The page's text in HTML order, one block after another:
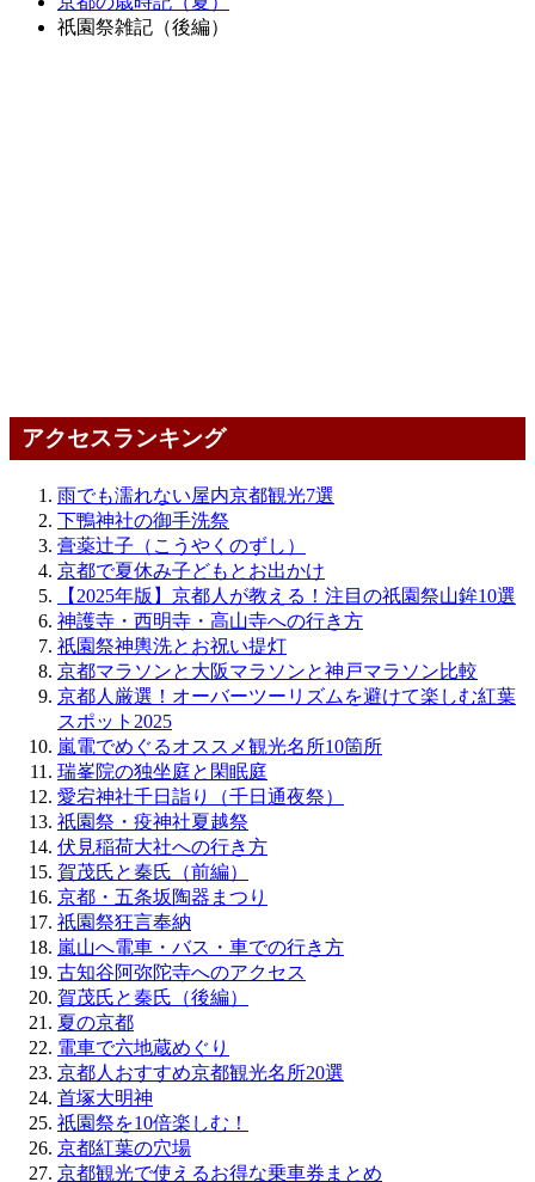
祇園祭雑記（後編）
アクセスランキング
雨でも濡れない屋内京都観光7選
下鴨神社の御手洗祭
膏薬辻子（こうやくのずし）
京都で夏休み子どもとお出かけ
【2025年版】京都人が教える！注目の祇園祭山鉾10選
神護寺・西明寺・高山寺への行き方
祇園祭神輿洗とお祝い提灯
京都マラソンと大阪マラソンと神戸マラソン比較
京都人厳選！オーバーツーリズムを避けて楽しむ紅葉
スポット2025
嵐電でめぐるオススメ観光名所10箇所
瑞峯院の独坐庭と閑眠庭
愛宕神社千日詣り（千日通夜祭）
祇園祭・疫神社夏越祭
伏見稲荷大社への行き方
賀茂氏と秦氏（前編）
京都・五条坂陶器まつり
祇園祭狂言奉納
嵐山へ電車・バス・車での行き方
古知谷阿弥陀寺へのアクセス
賀茂氏と秦氏（後編）
夏の京都
電車で六地蔵めぐり
京都人おすすめ京都観光名所20選
首塚大明神
祇園祭を10倍楽しむ！
京都紅葉の穴場
京都観光で使えるお得な乗車券まとめ